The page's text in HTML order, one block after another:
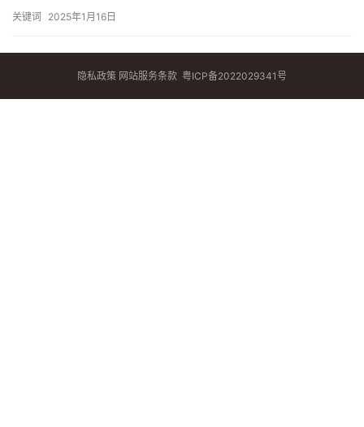
关键词 2025年1月16日
隐私政策 网站服务条款 粤ICP备2022029341号